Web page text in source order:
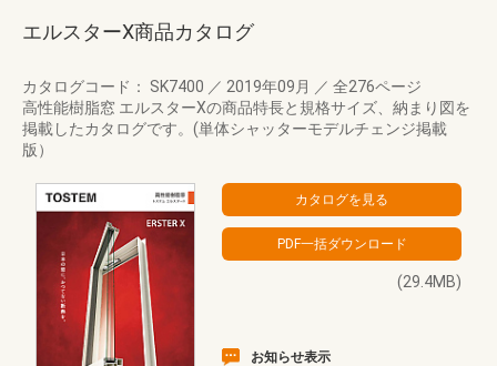
エルスターX商品カタログ
カタログコード： SK7400 ／ 2019年09月 ／ 全276ページ
高性能樹脂窓 エルスターXの商品特長と規格サイズ、納まり図を
掲載したカタログです。(単体シャッターモデルチェンジ掲載
版）
(29.4MB)
お知らせ表示